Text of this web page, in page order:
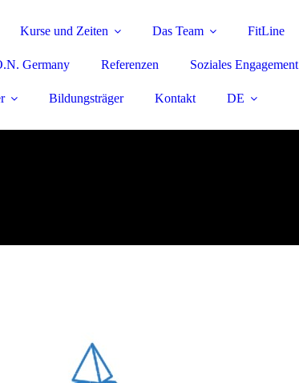
Kurse und Zeiten Das Team FitLine
Germany Referenzen Soziales Engagement
Bildungsträger Kontakt DE